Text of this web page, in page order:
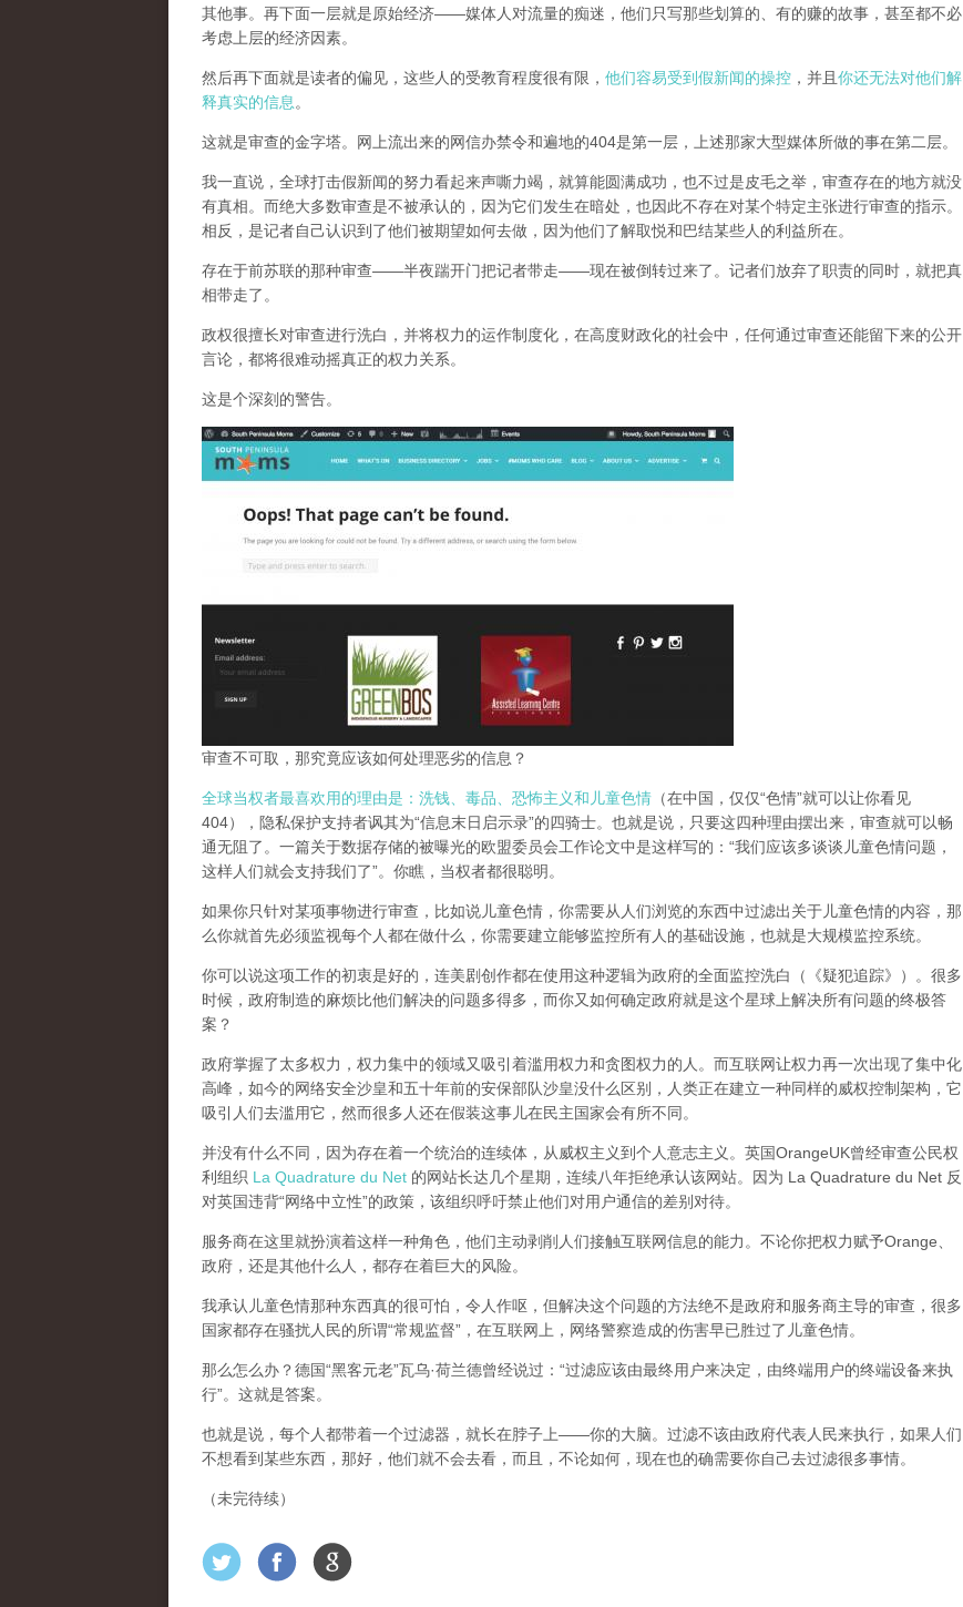
其他事。再下面一层就是原始经济——媒体人对流量的痴迷，他们只写那些划算的、有的赚的故事，甚至都不必
考虑上层的经济因素。
然后再下面就是读者的偏见，这些人的受教育程度很有限， 他们容易受到假新闻的操控 ，并且 你还无法对他们解
释真实的信息 。
这就是审查的金字塔。网上流出来的网信办禁令和遍地的404是第一层，上述那家大型媒体所做的事在第二层。
我一直说，全球打击假新闻的努力看起来声嘶力竭，就算能圆满成功，也不过是皮毛之举，审查存在的地方就没
有真相。而绝大多数审查是不被承认的，因为它们发生在暗处，也因此不存在对某个特定主张进行审查的指示。
相反，是记者自己认识到了他们被期望如何去做，因为他们了解取悦和巴结某些人的利益所在。
存在于前苏联的那种审查——半夜踹开门把记者带走——现在被倒转过来了。记者们放弃了职责的同时，就把真
相带走了。
政权很擅长对审查进行洗白，并将权力的运作制度化，在高度财政化的社会中，任何通过审查还能留下来的公开
言论，都将很难动摇真正的权力关系。
这是个深刻的警告。
审查不可取，那究竟应该如何处理恶劣的信息？
全球当权者最喜欢用的理由是：洗钱、毒品、恐怖主义和儿童色情 （在中国，仅仅“色情”就可以让你看见
404），隐私保护支持者讽其为“信息末日启示录”的四骑士。也就是说，只要这四种理由摆出来，审查就可以畅
通无阻了。一篇关于数据存储的被曝光的欧盟委员会工作论文中是这样写的：“我们应该多谈谈儿童色情问题，
这样人们就会支持我们了”。你瞧，当权者都很聪明。
如果你只针对某项事物进行审查，比如说儿童色情，你需要从人们浏览的东西中过滤出关于儿童色情的内容，那
么你就首先必须监视每个人都在做什么，你需要建立能够监控所有人的基础设施，也就是大规模监控系统。
你可以说这项工作的初衷是好的，连美剧创作都在使用这种逻辑为政府的全面监控洗白（《疑犯追踪》）。 很多
时候，政府制造的麻烦比他们解决的问题多得多，而你又如何确定政府就是这个星球上解决所有问题的终极答
案？
政府掌握了太多权力，权力集中的领域又吸引着滥用权力和贪图权力的人。而互联网让权力再一次出现了集中化
高峰， 如今的网络安全沙皇和五十年前的安保部队沙皇没什么区别，人类正在建立一种同样的威权控制架构，它
吸引人们去滥用它，然而很多人还在假装这事儿在民主国家会有所不同。
并没有什么不同，因为存在着一个统治的连续体，从威权主义到个人意志主义。英国OrangeUK曾经审查公民权
利组织 La Quadrature du Net 的网站长达几个星期，连续八年拒绝承认该网站。因为 La Quadrature du Net 反
对英国违背“网络中立性”的政策，该组织呼吁禁止他们对用户通信的差别对待。
服务商在这里就扮演着这样一种角色，他们主动剥削人们接触互联网信息的能力。不论你把权力赋予Orange、
政府，还是其他什么人，都存在着巨大的风险。
我承认儿童色情那种东西真的很可怕，令人作呕，但解决这个问题的方法绝不是政府和服务商主导的审查，很多
国家都存在骚扰人民的所谓“常规监督”，在互联网上，网络警察造成的伤害早已胜过了儿童色情。
那么怎么办？德国“黑客元老”瓦乌·荷兰德曾经说过：“过滤应该由最终用户来决定，由终端用户的终端设备来执
行”。这就是答案。
也就是说，每个人都带着一个过滤器，就长在脖子上——你的大脑。过滤不该由政府代表人民来执行，如果人们
不想看到某些东西，那好，他们就不会去看，而且，不论如何，现在也的确需要你自己去过滤很多事情。
（未完待续）